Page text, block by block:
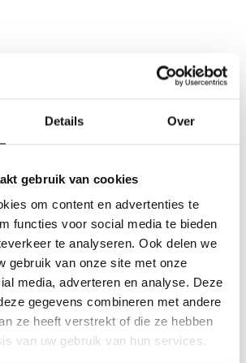
Details Over
gebruik van cookies
om content en advertenties te
functies voor social media te bieden
te analyseren. Ook delen we
gebruik van onze site met onze
media, adverteren en analyse. Deze
gegevens combineren met andere
ze heeft verstrekt of die ze hebben
van uw gebruik van hun services.